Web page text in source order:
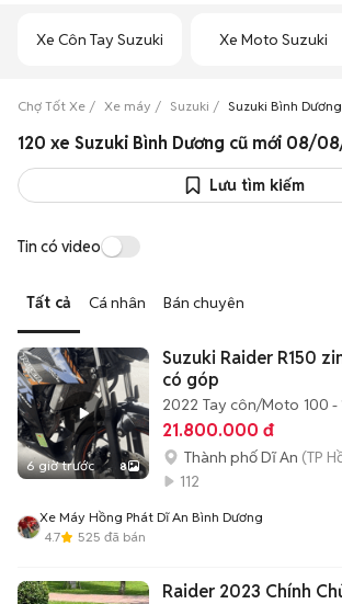
Xe Côn Tay Suzuki Xe Moto Suzuki
Chợ Tốt Xe Xe máy Suzuki Suzuki Bình Dương
120 xe Suzuki Bình Dương cũ mới 08/
Lưu tìm kiếm
Tin có video
Tất cả Cá nhân Bán chuyên
6 giờ trước 8
Suzuki Raider R150
có góp
2022 Tay côn/Moto 100 -
21.800.000 đ
Thành phố Dĩ An (TP
112
Xe Máy Hồng Phát Dĩ An Bình Dương
4.7
525 đã bán
Raider 2023 Chính